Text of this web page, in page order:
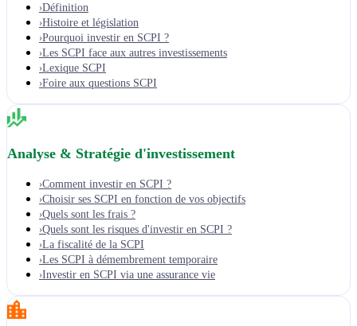
›Définition
›Histoire et législation
›Pourquoi investir en SCPI ?
›Les SCPI face aux autres investissements
›Lexique SCPI
›Foire aux questions SCPI
Analyse & Stratégie d'investissement
›Comment investir en SCPI ?
›Choisir ses SCPI en fonction de vos objectifs
›Quels sont les frais ?
›Quels sont les risques d'investir en SCPI ?
›La fiscalité de la SCPI
›Les SCPI à démembrement temporaire
›Investir en SCPI via une assurance vie